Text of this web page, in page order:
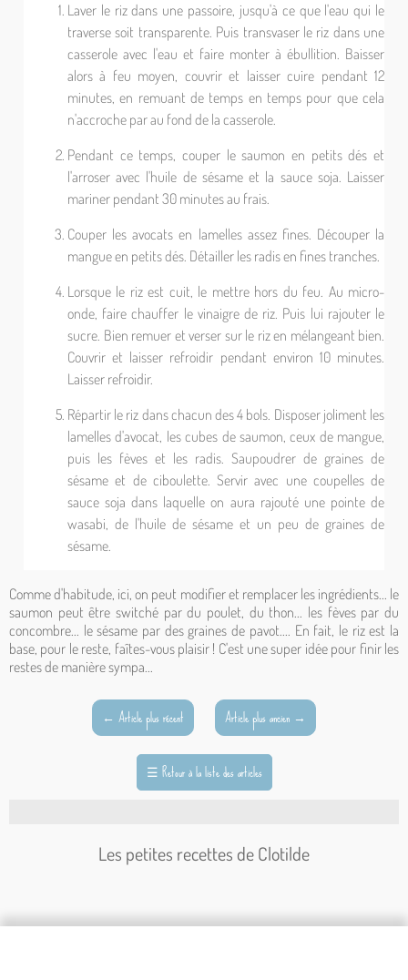
Laver le riz dans une passoire, jusqu'à ce que l'eau qui le
traverse soit transparente. Puis transvaser le riz dans une
casserole avec l'eau et faire monter à ébullition. Baisser
alors à feu moyen, couvrir et laisser cuire pendant 12
minutes, en remuant de temps en temps pour que cela
n'accroche par au fond de la casserole.
Pendant ce temps, couper le saumon en petits dés et
l'arroser avec l'huile de sésame et la sauce soja. Laisser
mariner pendant 30 minutes au frais.
Couper les avocats en lamelles assez fines. Découper la
mangue en petits dés. Détailler les radis en fines tranches.
Lorsque le riz est cuit, le mettre hors du feu. Au micro-
onde, faire chauffer le vinaigre de riz. Puis lui rajouter le
sucre. Bien remuer et verser sur le riz en mélangeant bien.
Couvrir et laisser refroidir pendant environ 10 minutes.
Laisser refroidir.
Répartir le riz dans chacun des 4 bols. Disposer joliment les
lamelles d'avocat, les cubes de saumon, ceux de mangue,
puis les fèves et les radis. Saupoudrer de graines de
sésame et de ciboulette. Servir avec une coupelles de
sauce soja dans laquelle on aura rajouté une pointe de
wasabi, de l'huile de sésame et un peu de graines de
sésame.
Comme d'habitude, ici, on peut modifier et remplacer les ingrédients... le
saumon peut être switché par du poulet, du thon... les fèves par du
concombre... le sésame par des graines de pavot.... En fait, le riz est la
base, pour le reste, faîtes-vous plaisir ! C'est une super idée pour finir les
restes de manière sympa...
← Article plus récent Article plus ancien →
☰Retour à la liste des articles
Les petites recettes de Clotilde